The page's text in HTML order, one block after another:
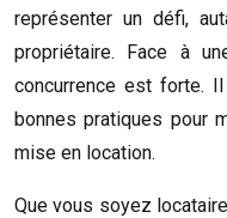
représenter un défi,
propriétaire. Face à
concurrence est forte.
bonnes pratiques pour
mise en location.
Que vous soyez